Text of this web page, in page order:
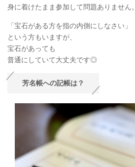
身に着けたまま参加して問題ありません。
「宝石がある方を指の内側にしなさい」
という方もいますが、
宝石があっても
普通にしていて大丈夫です◎
芳名帳への記帳は？